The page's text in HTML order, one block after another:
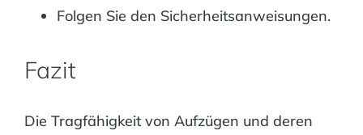
Folgen Sie den Sicherheitsanweisungen.
Fazit
Die Tragfähigkeit von Aufzügen und deren